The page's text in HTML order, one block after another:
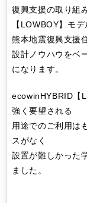
復興支援の取り組
【LOWBOY】モ
熊本地震復興支援
設計ノウハウをベ
になります。
ecowinHYBRID【
強く要望される
用途でのご利用は
スがなく
設置が難しかった
ました。